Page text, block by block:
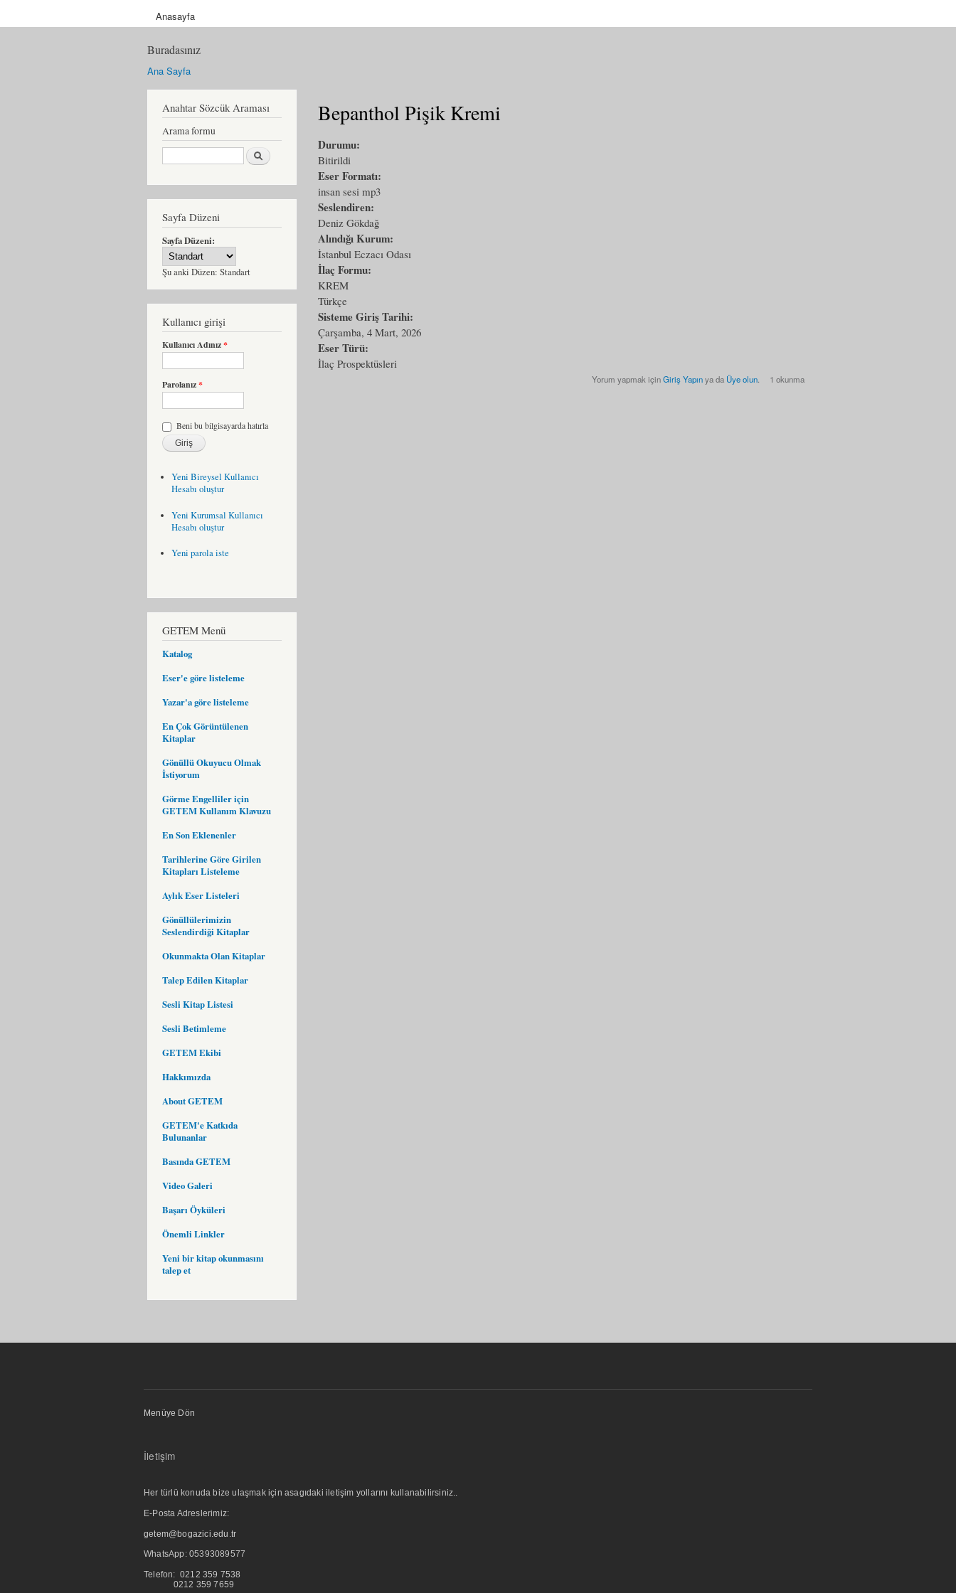
Anasayfa
Buradasınız
Ana Sayfa
Anahtar Sözcük Araması
Arama formu
Ara
Sayfa Düzeni
Sayfa Düzeni:
Şu anki Düzen: Standart
Kullanıcı girişi
Kullanıcı Adınız*
Parolanız*
Beni bu bilgisayarda hatırla
Yeni Bireysel Kullanıcı
Hesabı oluştur
Yeni Kurumsal Kullanıcı
Hesabı oluştur
Yeni parola iste
GETEM Menü
Katalog
Eser'e göre listeleme
Yazar'a göre listeleme
En Çok Görüntülenen
Kitaplar
Gönüllü Okuyucu Olmak
İstiyorum
Görme Engelliler için
GETEM Kullanım Klavuzu
En Son Eklenenler
Tarihlerine Göre Girilen
Kitapları Listeleme
Aylık Eser Listeleri
Gönüllülerimizin
Seslendirdiği Kitaplar
Okunmakta Olan Kitaplar
Talep Edilen Kitaplar
Sesli Kitap Listesi
Sesli Betimleme
GETEM Ekibi
Hakkımızda
About GETEM
GETEM'e Katkıda
Bulunanlar
Basında GETEM
Video Galeri
Başarı Öyküleri
Önemli Linkler
Yeni bir kitap okunmasını
talep et
Bepanthol Pişik Kremi
Durumu:
Bitirildi
Eser Formatı:
insan sesi mp3
Seslendiren:
Deniz Gökdağ
Alındığı Kurum:
İstanbul Eczacı Odası
İlaç Formu:
KREM
Türkçe
Sisteme Giriş Tarihi:
Çarşamba, 4 Mart, 2026
Eser Türü:
İlaç Prospektüsleri
Yorum yapmak içinGiriş Yapınya da Üye olun. 1 okunma
Menüye Dön
İletişim
Her türlü konuda bize ulaşmak için asagıdaki iletişim yollarını kullanabilirsiniz..
E-Posta Adreslerimiz:
getem@bogazici.edu.tr
WhatsApp: 05393089577
Telefon: 0212 359 7538
0212 359 7659